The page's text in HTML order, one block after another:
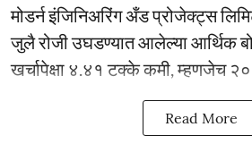
मोडर्न इंजिनिअरिंग अँड प्रोजेक्ट्स
जुलै रोजी उघडण्यात आलेल्या आर्थिक
खर्चापेक्षा ४.४१ टक्के कमी, म्हणजेच
Read More